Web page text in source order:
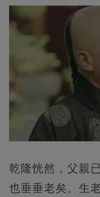
乾隆恍然，父親
也垂垂老矣。生